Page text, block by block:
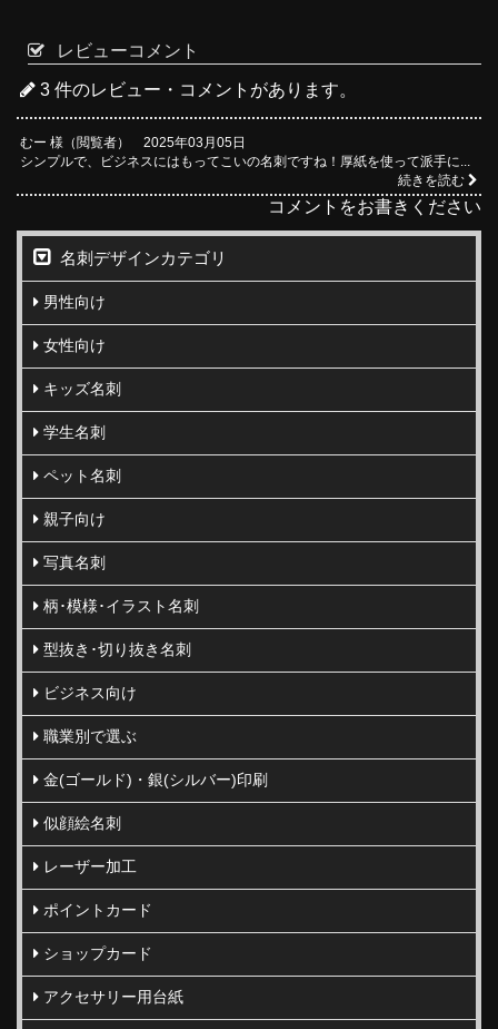
レビューコメント
3 件のレビュー・コメントがあります。
むー 様（閲覧者） 2025年03月05日
シンプルで、ビジネスにはもってこいの名刺ですね！厚紙を使って派手に...
続きを読む
コメントをお書きください
名刺デザインカテゴリ
男性向け
女性向け
キッズ名刺
学生名刺
ペット名刺
親子向け
写真名刺
柄･模様･イラスト名刺
型抜き･切り抜き名刺
ビジネス向け
職業別で選ぶ
金(ゴールド)・銀(シルバー)印刷
似顔絵名刺
レーザー加工
ポイントカード
ショップカード
アクセサリー用台紙